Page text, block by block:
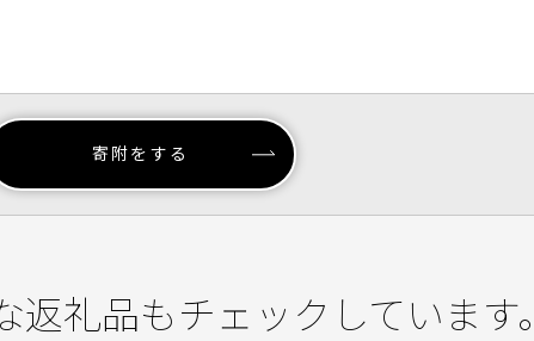
寄附をする
礼品もチェックしています。